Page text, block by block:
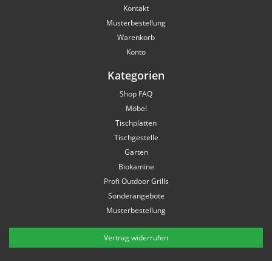
Kontakt
Musterbestellung
Warenkorb
Konto
Kategorien
Shop FAQ
Möbel
Tischplatten
Tischgestelle
Garten
Biokamine
Profi Outdoor Grills
Sonderangebote
Musterbestellung
Vertrag widerrufen